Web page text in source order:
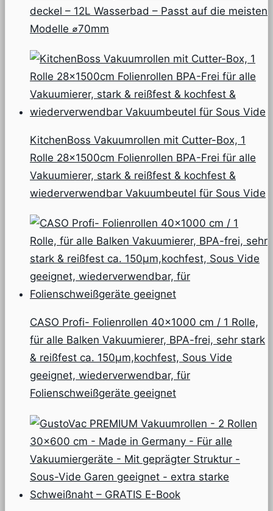
deckel – 12L Wasserbad – Passt auf die meisten
Modelle ⌀70mm
KitchenBoss Vakuumrollen mit Cutter-Box, 1
Rolle 28x1500cm Folienrollen BPA-Frei für alle
Vakuumierer, stark & reißfest & kochfest &
wiederverwendbar Vakuumbeutel für Sous Vide
CASO Profi- Folienrollen 40×1000 cm / 1 Rolle,
für alle Balken Vakuumierer, BPA-frei, sehr stark
& reißfest ca. 150µm,kochfest, Sous Vide
geeignet, wiederverwendbar, für
Folienschweißgeräte geeignet